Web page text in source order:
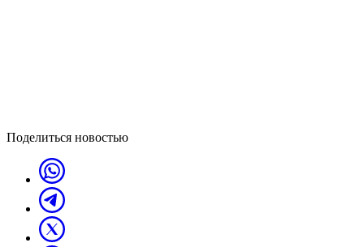
Поделиться новостью